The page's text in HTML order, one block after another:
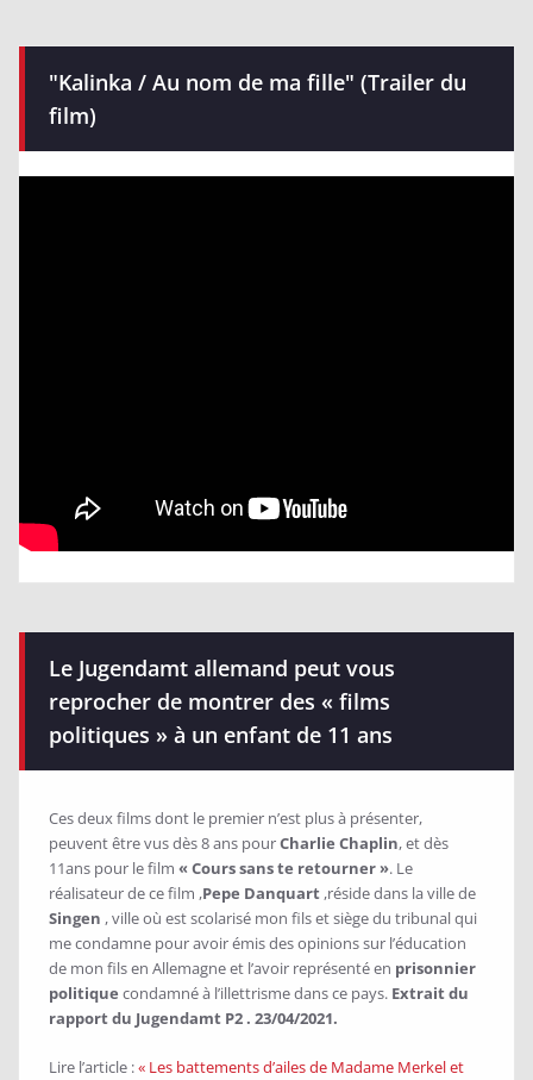
"Kalinka / Au nom de ma fille" (Trailer du
film)
Le Jugendamt allemand peut vous
reprocher de montrer des « films
politiques » à un enfant de 11 ans
Ces deux films dont le premier n’est plus à présenter,
peuvent être vus dès 8 ans pourCharlie Chaplin, et dès
11ans pour le film « Cours sans te retourner ». Le
réalisateur de ce film ,Pepe Danquart ,réside dans la ville de
Singen , ville où est scolarisé mon fils et siège du tribunal qui
me condamne pour avoir émis des opinions sur l’éducation
de mon fils en Allemagne et l’avoir représenté en prisonnier
politique condamné à l’illettrisme dans ce pays. Extrait du
rapport du Jugendamt P2 . 23/04/2021.
Lire l’article :« Les battements d’ailes de Madame Merkel et